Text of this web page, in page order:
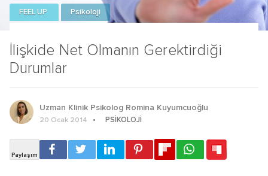
İlişkide Net Olmanın Gerektirdiği
Durumlar
FEEL UP Psikoloji
Uzman Klinik Psikolog Romina Kuyumcuoğlu
20 Ocak 2014 PSIKOLOJI